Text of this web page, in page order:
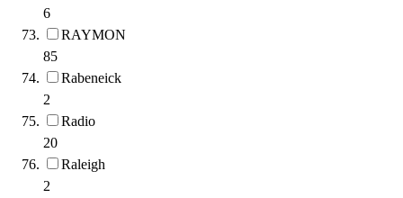
6
RAYMON
85
Rabeneick
2
Radio
20
Raleigh
2